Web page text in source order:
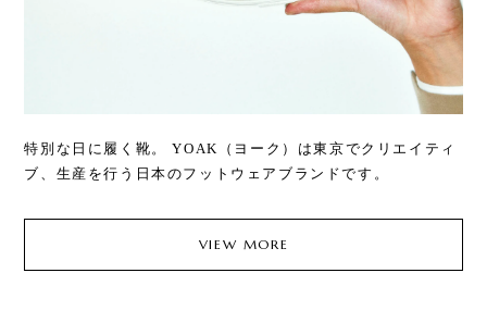
特別な日に履く靴。 YOAK（ヨーク）は東京でクリエイティ
ブ、生産を行う日本のフットウェアブランドです。
VIEW MORE